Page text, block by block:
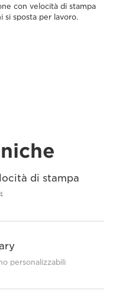
con velocità di stampa
si sposta per lavoro.
di stampa
personalizzabili